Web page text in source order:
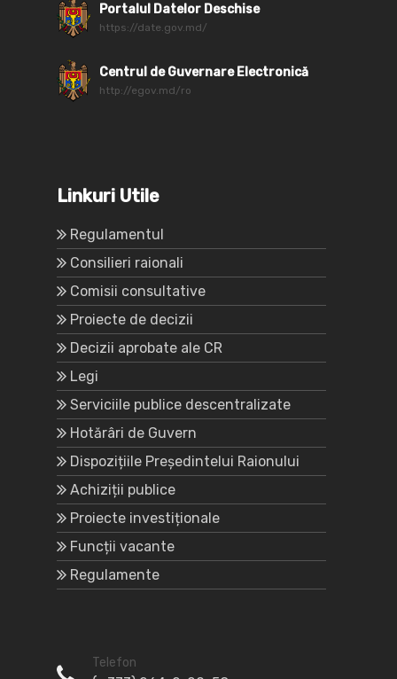
Portalul Datelor Deschise
https://date.gov.md/
Centrul de Guvernare Electronică
http://egov.md/ro
Linkuri Utile
Regulamentul
Consilieri raionali
Comisii consultative
Proiecte de decizii
Decizii aprobate ale CR
Legi
Serviciile publice descentralizate
Hotărâri de Guvern
Dispozițiile Președintelui Raionului
Achiziții publice
Proiecte investiționale
Funcții vacante
Regulamente
Telefon